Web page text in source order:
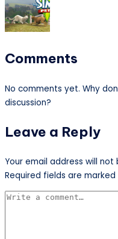
Comments
No comments yet. Why
discussion?
Leave a Reply
Your email address will not
Required fields are marked